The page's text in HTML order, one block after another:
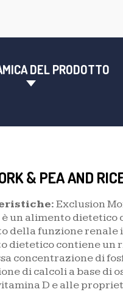
DEL PRODOTTO
& PEA AND
Exclusion
è un alimento
della funzione renale
dietetico contiene un
concentrazione di
di calcoli a base di
D e alle